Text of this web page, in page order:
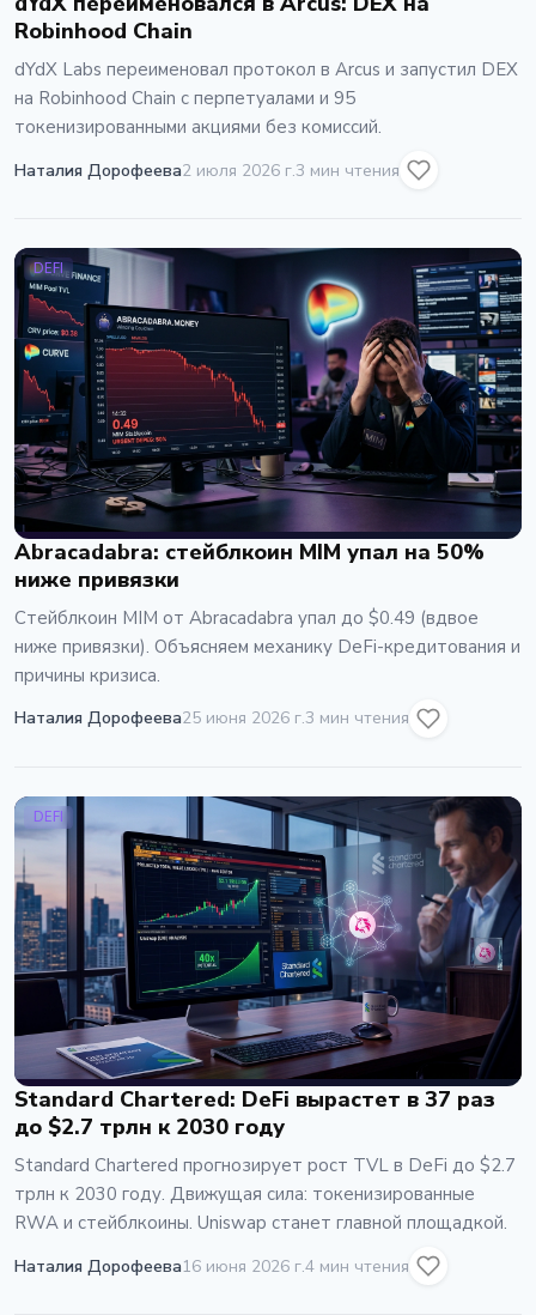
Robinhood Chain
dYdX Labs переименовал протокол в Arcus и запустил DEX
на Robinhood Chain с перпетуалами и 95
токенизированными акциями без комиссий.
Наталия Дорофеева2 июля 2026 г.3 мин чтения
DEFI
Abracadabra: стейблкоин MIM упал на 50%
ниже привязки
Стейблкоин MIM от Abracadabra упал до $0.49 (вдвое
ниже привязки). Объясняем механику DeFi-кредитования и
причины кризиса.
Наталия Дорофеева25 июня 2026 г.3 мин чтения
DEFI
Standard Chartered: DeFi вырастет в 37 раз
до $2.7 трлн к 2030 году
Standard Chartered прогнозирует рост TVL в DeFi до $2.7
трлн к 2030 году. Движущая сила: токенизированные
RWA и стейблкоины. Uniswap станет главной площадкой.
Наталия Дорофеева16 июня 2026 г.4 мин чтения